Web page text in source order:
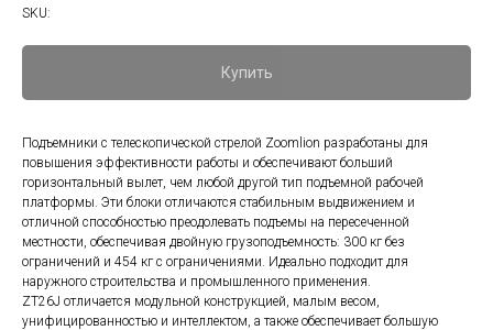
SKU:
Купить
Подъемники с телескопической стрелой Zoomlion разработаны для
повышения эффективности работы и обеспечивают больший
горизонтальный вылет, чем любой другой тип подъемной рабочей
платформы. Эти блоки отличаются стабильным выдвижением и
отличной способностью преодолевать подъемы на пересеченной
местности, обеспечивая двойную грузоподъемность: 300 кг без
ограничений и 454 кг с ограничениями. Идеально подходит для
наружного строительства и промышленного применения.
ZT26J отличается модульной конструкцией, малым весом,
унифицированностью и интеллектом, а также обеспечивает большую